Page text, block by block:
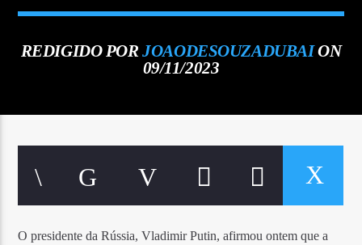
REDIGIDO PORJOAODESOUZADUBAION
09/11/2023
O presidente da Rússia, Vladimir Putin, afirmou ontem que a